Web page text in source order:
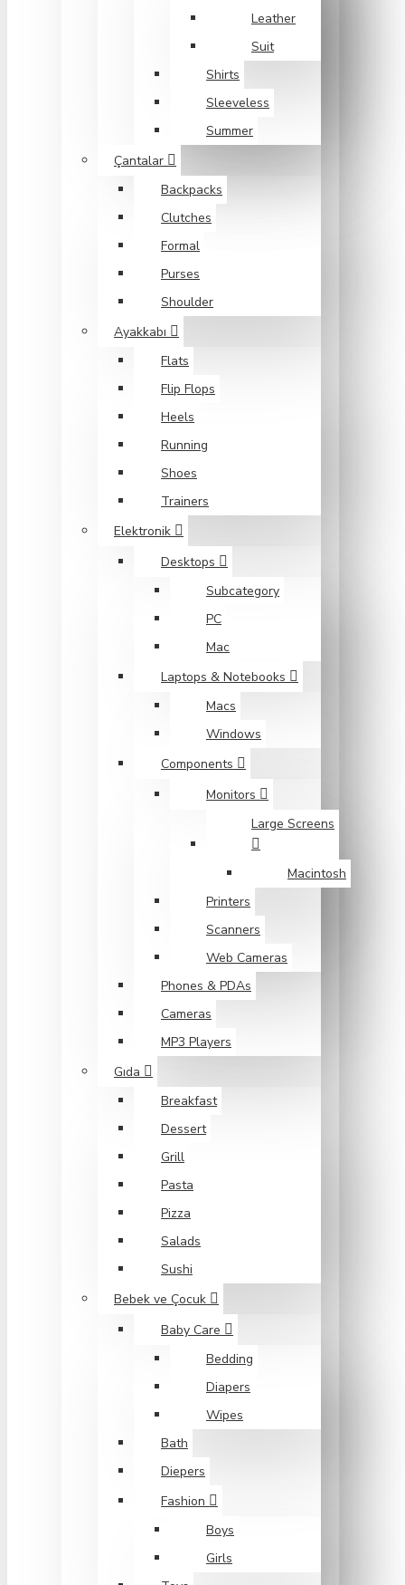
Leather
Suit
Shirts
Sleeveless
Summer
Çantalar
Backpacks
Clutches
Formal
Purses
Shoulder
Ayakkabı
Flats
Flip Flops
Heels
Running
Shoes
Trainers
Elektronik
Desktops
Subcategory
PC
Mac
Laptops & Notebooks
Macs
Windows
Components
Monitors
Large Screens
Macintosh
Printers
Scanners
Web Cameras
Phones & PDAs
Cameras
MP3 Players
Gıda
Breakfast
Dessert
Grill
Pasta
Pizza
Salads
Sushi
Bebek ve Çocuk
Baby Care
Bedding
Diapers
Wipes
Bath
Diepers
Fashion
Boys
Girls